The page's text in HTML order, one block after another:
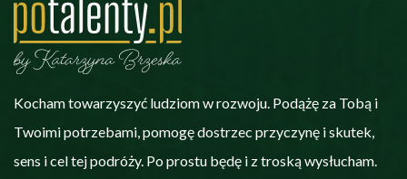
Kocham towarzyszyć ludziom w rozwoju. Podążę za Tobą i
Twoimi potrzebami, pomogę dostrzec przyczynę i skutek,
sens i cel tej podróży. Po prostu będę i z troską wysłucham.